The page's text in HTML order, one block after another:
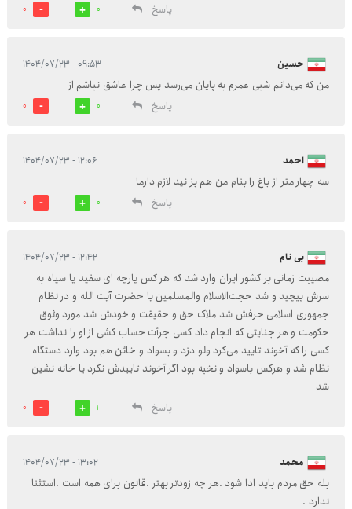
پاسخ
0
0
حسین ۰۹:۵۳ - ۱۴۰۴/۰۷/۲۳
من که می‌دانم شبی عمرم به پایان می‌رسد پس چرا عاشق نباشم از
پاسخ
0
0
احمد ۱۲:۰۶ - ۱۴۰۴/۰۷/۲۳
سه چهار متر از باغ را بنام من هم بز نید لازم دارما
پاسخ
0
0
بی نام ۱۲:۴۲ - ۱۴۰۴/۰۷/۲۳
مصیبت زمانی بر کشور ایران وارد شد که هر کس پارچه ای سفید یا سیاه به
سرش پیچید و شد حجت‌الاسلام والمسلمین یا حضرت آیت الله و در نظام
جمهوری اسلامی حرفش شد ملاک حق و حقیقت و خودش شد مورد وثوق
حکومت و هر جنایتی که انجام داد کسی جرأت حساب کشی از او را نداشت هر
کسی را که آخوند تایید می‌کرد ولو دزد و بسواد و خائن هم بود وارد دستگاه
نظام شد و هرکس باسواد و نخبه بود اگر آخوند تاییدش نکرد یا خانه نشین
شد
پاسخ
1
0
محمد ۱۳:۰۲ - ۱۴۰۴/۰۷/۲۳
بله حق مردم باید ادا شود .هر چه زودتر بهتر .قانون برای همه است .استثنا
ندارد .